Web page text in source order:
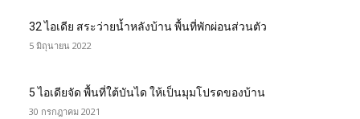
32 ไอเดีย สระว่ายน้ำหลังบ้าน พื้นที่พักผ่อนส่วนตัว
5 มิถุนายน 2022
5 ไอเดียจัด พื้นที่ใต้บันได ให้เป็นมุมโปรดของบ้าน
30 กรกฎาคม 2021